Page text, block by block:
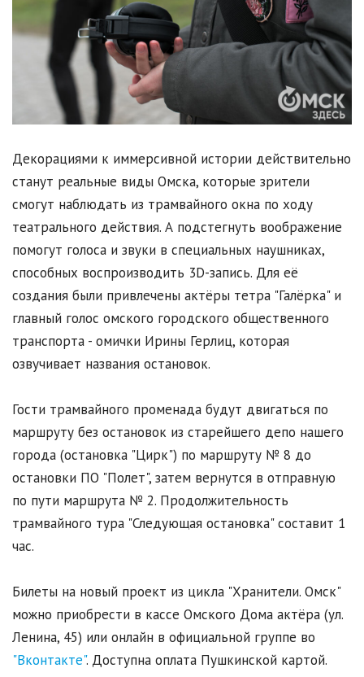
Декорациями к иммерсивной истории действительно
станут реальные виды Омска, которые зрители
смогут наблюдать из трамвайного окна по ходу
театрального действия. А подстегнуть воображение
помогут голоса и звуки в специальных наушниках,
способных воспроизводить 3D-запись. Для её
создания были привлечены актёры тетра "Галёрка" и
главный голос омского городского общественного
транспорта - омички Ирины Герлиц, которая
озвучивает названия остановок.
Гости трамвайного променада будут двигаться по
маршруту без остановок из старейшего депо нашего
города (остановка "Цирк") по маршруту № 8 до
остановки ПО "Полет", затем вернутся в отправную
по пути маршрута № 2. Продолжительность
трамвайного тура "Следующая остановка" составит 1
час.
Билеты на новый проект из цикла "Хранители. Омск"
можно приобрести в кассе Омского Дома актёра (ул.
Ленина, 45) или онлайн в официальной группе во
"Вконтакте". Доступна оплата Пушкинской картой.